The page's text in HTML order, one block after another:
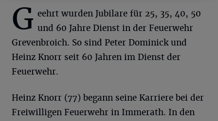
G eehrt wurden Jubilare für 25, 35, 40, 50
und 60 Jahre Dienst in der Feuerwehr
Grevenbroich. So sind Peter Dominick und
Heinz Knorr seit 60 Jahren im Dienst der
Feuerwehr.
Heinz Knorr (77) begann seine Karriere bei der
Freiwilligen Feuerwehr in Immerath. In den